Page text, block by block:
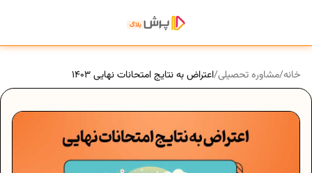
خانه/مشاوره تحصیلی/اعتراض به نتایج امتحانات نهایی ۱۴۰۳